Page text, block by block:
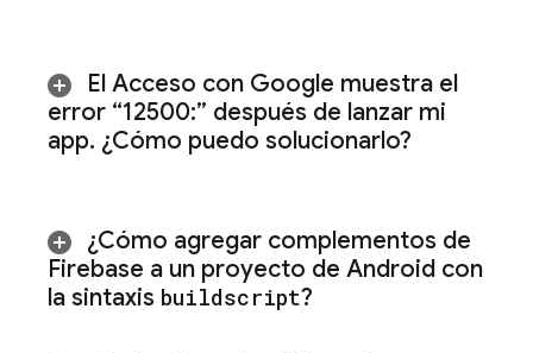
El Acceso con Google muestra el
error “12500:” después de lanzar mi
app. ¿Cómo puedo solucionarlo?
¿Cómo agregar complementos de
Firebase a un proyecto de Android con
la sintaxis buildscript?